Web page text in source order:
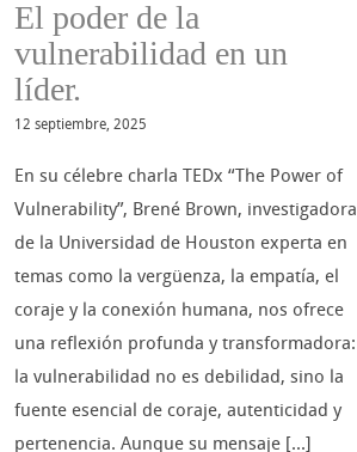
El poder de la
vulnerabilidad en un
líder.
12 septiembre, 2025
En su célebre charla TEDx “The Power of
Vulnerability”, Brené Brown, investigadora
de la Universidad de Houston experta en
temas como la vergüenza, la empatía, el
coraje y la conexión humana, nos ofrece
una reflexión profunda y transformadora:
la vulnerabilidad no es debilidad, sino la
fuente esencial de coraje, autenticidad y
pertenencia. Aunque su mensaje [...]
efectiva